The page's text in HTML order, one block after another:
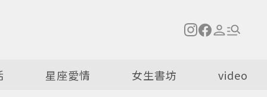
星座愛情 女生書坊 video